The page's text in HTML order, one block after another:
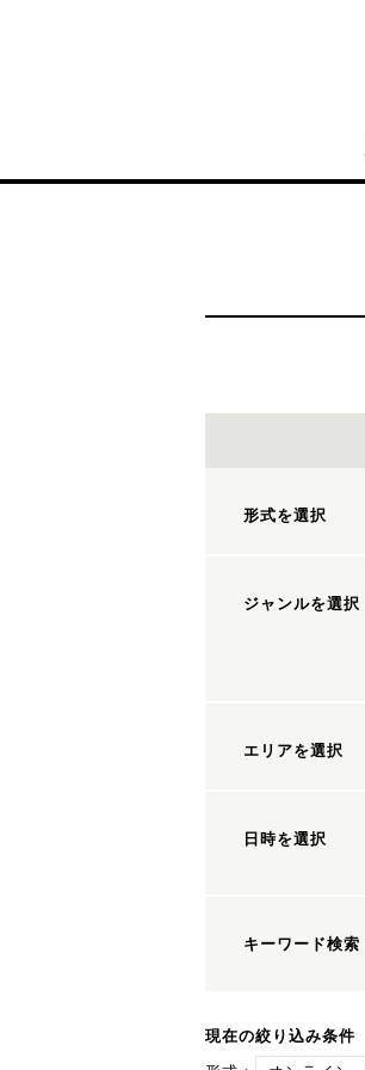
形式を選択
ジャンルを選択
エリアを選択
日時を選択
キーワード検索
現在の絞り込み条件